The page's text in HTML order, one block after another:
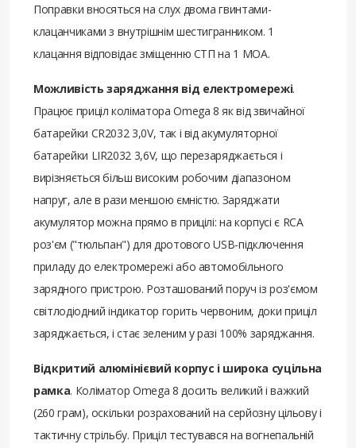
Поправки вносяться на слух двома гвинтами-
клацанчиками з внутрішнім шестигранником. 1
клацання відповідає зміщенню СТП на 1 MOA.
Можливість заряджання від електромережі.
Працює приціл коліматора Omega 8 як від звичайної
батарейки CR2032 3,0V, так і від акумуляторної
батарейки LIR2032 3,6V, що перезаряджається і
вирізняється більш високим робочим діапазоном
напруг, але в рази меншою ємністю. Заряджати
акумулятор можна прямо в прицілі: на корпусі є RCA
роз'єм ("тюльпан") для дротового USB-підключення
приладу до електромережі або автомобільного
зарядного пристрою. Розташований поруч із роз'ємом
світлодіодний індикатор горить червоним, доки приціл
заряджається, і стає зеленим у разі 100% заряджання.
Відкритий алюмінієвий корпус і широка суцільна
рамка. Коліматор Omega 8 досить великий і важкий
(260 грам), оскільки розрахований на серйозну цільову і
тактичну стрільбу. Приціл тестувався на вогнепальній